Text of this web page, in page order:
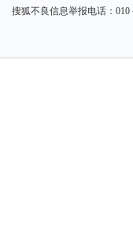
搜狐不良信息举报电话：010